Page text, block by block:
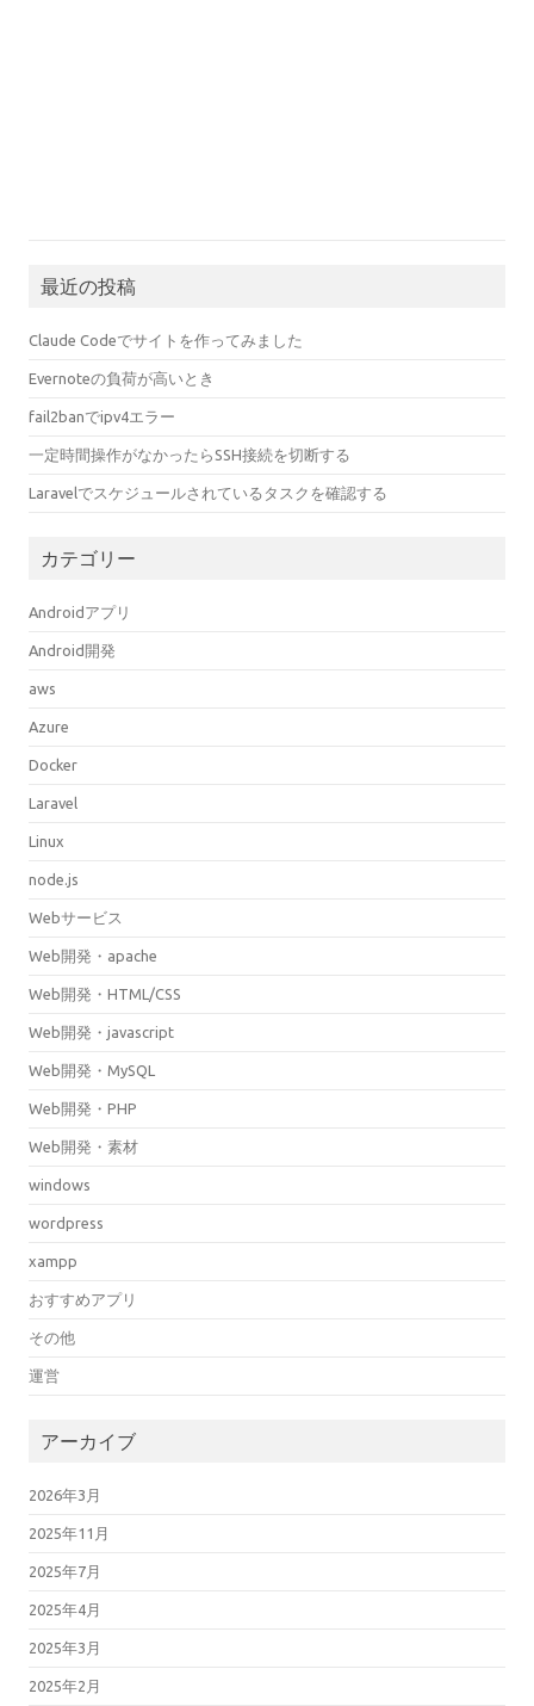
最近の投稿
Claude Codeでサイトを作ってみました
Evernoteの負荷が高いとき
fail2banでipv4エラー
一定時間操作がなかったらSSH接続を切断する
Laravelでスケジュールされているタスクを確認する
カテゴリー
Androidアプリ
Android開発
aws
Azure
Docker
Laravel
Linux
node.js
Webサービス
Web開発・apache
Web開発・HTML/CSS
Web開発・javascript
Web開発・MySQL
Web開発・PHP
Web開発・素材
windows
wordpress
xampp
おすすめアプリ
その他
運営
アーカイブ
2026年3月
2025年11月
2025年7月
2025年4月
2025年3月
2025年2月